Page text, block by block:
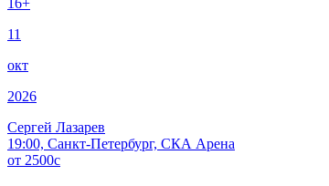
16+
11
окт
2026
Сергей Лазарев
19:00, Санкт-Петербург, СКА Арена
от 2500c